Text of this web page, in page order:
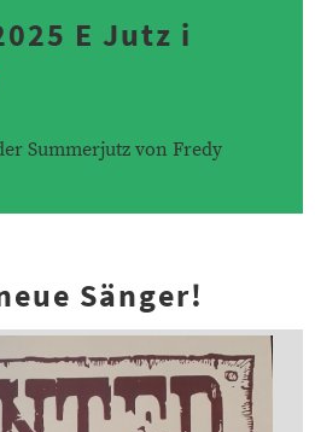
E Jutz i
Summerjutz von Fredy
Sänger!